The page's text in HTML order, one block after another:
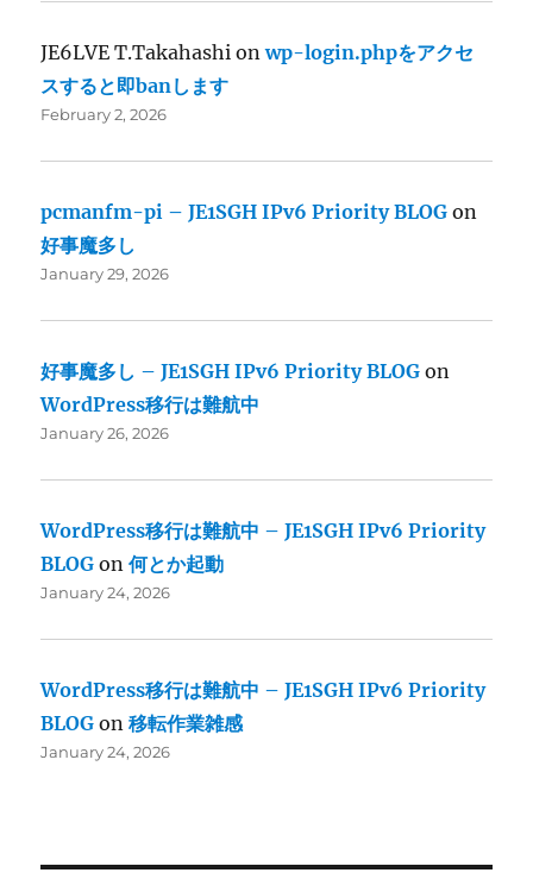
JE6LVE T.Takahashi onwp-login.phpをアクセ
スすると即banします
February 2, 2026
pcmanfm-pi – JE1SGH IPv6 Priority BLOG on
好事魔多し
January 29, 2026
好事魔多し – JE1SGH IPv6 Priority BLOG on
WordPress移行は難航中
January 26, 2026
WordPress移行は難航中 – JE1SGH IPv6 Priority
BLOG on何とか起動
January 24, 2026
WordPress移行は難航中 – JE1SGH IPv6 Priority
BLOG on移転作業雑感
January 24, 2026